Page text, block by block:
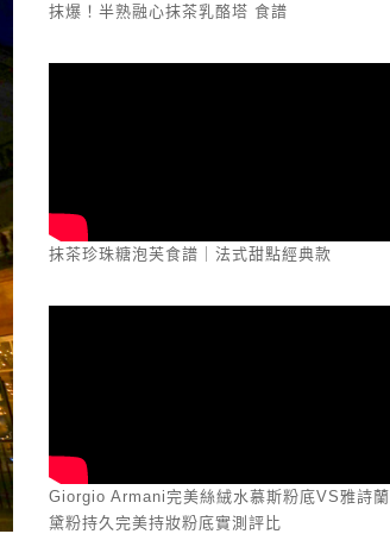
抹爆！半熟融心抹茶乳酪塔 食譜
抹茶珍珠糖泡芙食譜｜法式甜點經典款
Giorgio Armani完美絲絨水慕斯粉底VS雅詩蘭
黛粉持久完美持妝粉底實測評比